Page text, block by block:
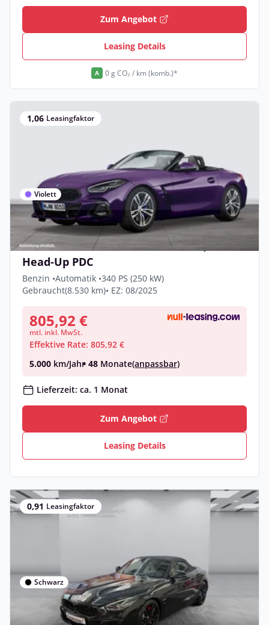
Zum Angebot
Leasing Details
A 0 g CO₂ / km (komb.)*
1,06 Leasingfaktor
Violett
Privat & Gewerbe
BMW Z4 M40i Harman/K LiveCockpitProf
Head-Up PDC
Benzin •Automatik •340 PS (250 kW)
Gebraucht(8.530 km)• EZ: 08/2025
805,92 €
mtl. inkl. MwSt.
Effektive Rate: 805,92 €
5.000 km/Jahr• 48 Monate(anpassbar)
Lieferzeit: ca. 1 Monat
Zum Angebot
Leasing Details
0,91 Leasingfaktor
Schwarz
Privat & Gewerbe